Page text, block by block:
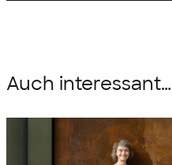
Auch interessant…